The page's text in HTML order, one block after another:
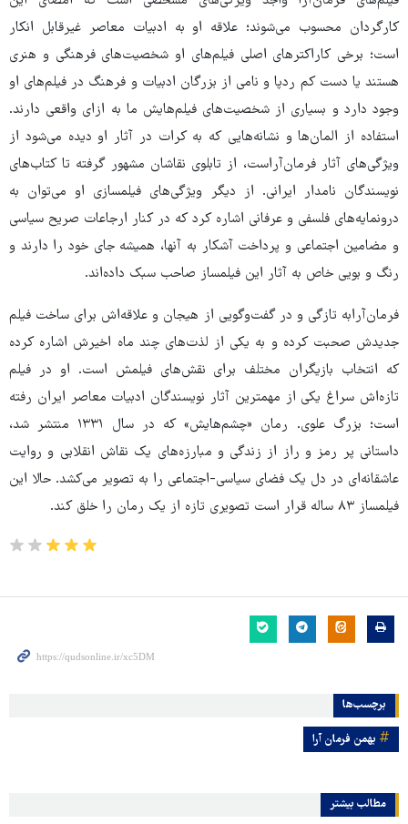
کارگردان محسوب می‌شوند؛ علاقه او به ادبیات معاصر غیرقابل انکار
است؛ برخی کاراکترهای اصلی فیلم‌های او شخصیت‌های فرهنگی و هنری
هستند یا دست کم ردپا و نامی از بزرگان ادبیات و فرهنگ در فیلم‌های او
وجود دارد و بسیاری از شخصیت‌های فیلم‌هایش ما به ازای واقعی دارند.
استفاده از المان‌ها و نشانه‌هایی که به کرات در آثار او دیده می‌شود از
ویژگی‌های آثار فرمان‌آراست، از تابلوی نقاشان مشهور گرفته تا کتاب‌های
نویسندگان نامدار ایرانی. از دیگر ویژگی‌های فیلمسازی او می‌توان به
درونمایه‌های فلسفی و عرفانی اشاره کرد که در کنار ارجاعات صریح سیاسی
و مضامین اجتماعی و پرداخت آشکار به آنها، همیشه جای خود را دارند و
رنگ و بویی خاص به آثار این فیلمساز صاحب سبک داده‌اند.
فرمان‌آرابه تازگی و در گفت‌وگویی از هیجان و علاقه‌اش برای ساخت فیلم
جدیدش صحبت کرده و به یکی از لذت‌های چند ماه اخیرش اشاره کرده
که انتخاب بازیگران مختلف برای نقش‌های فیلمش است. او در فیلم
تازه‌اش سراغ یکی از مهمترین آثار نویسندگان ادبیات معاصر ایران رفته
است؛ بزرگ علوی. رمان «چشم‌هایش» که در سال ۱۳۳۱ منتشر شد،
داستانی پر رمز و راز از زندگی و مبارزه‌های یک نقاش انقلابی و روایت
عاشقانه‌ای در دل یک فضای سیاسی-اجتماعی را به تصویر می‌کشد. حالا این
فیلمساز ۸۳ ساله قرار است تصویری تازه از یک رمان را خلق کند.
برچسب‌ها
بهمن فرمان آرا
مطالب بیشتر